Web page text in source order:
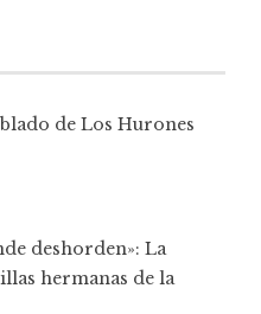
de Los Hurones
deshorden»: La
hermanas de la